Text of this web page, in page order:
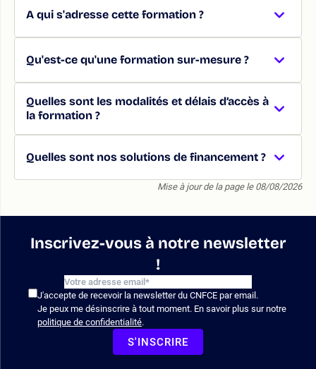
A qui s'adresse cette formation ?
Qu'est-ce qu'une formation sur-mesure ?
Quelles sont les modalités et délais d’accès à
la formation ?
Quelles sont nos solutions de financement ?
Mise à jour de la page le 08/08/2026
Inscrivez-vous à notre newsletter
!
J'accepte de recevoir la newsletter du CNFCE par email.
Je peux me désinscrire à tout moment. En savoir plus sur notre
politique de confidentialité.
S'INSCRIRE